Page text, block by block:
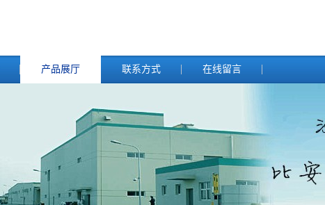
产品展厅 联系方式 在线留言